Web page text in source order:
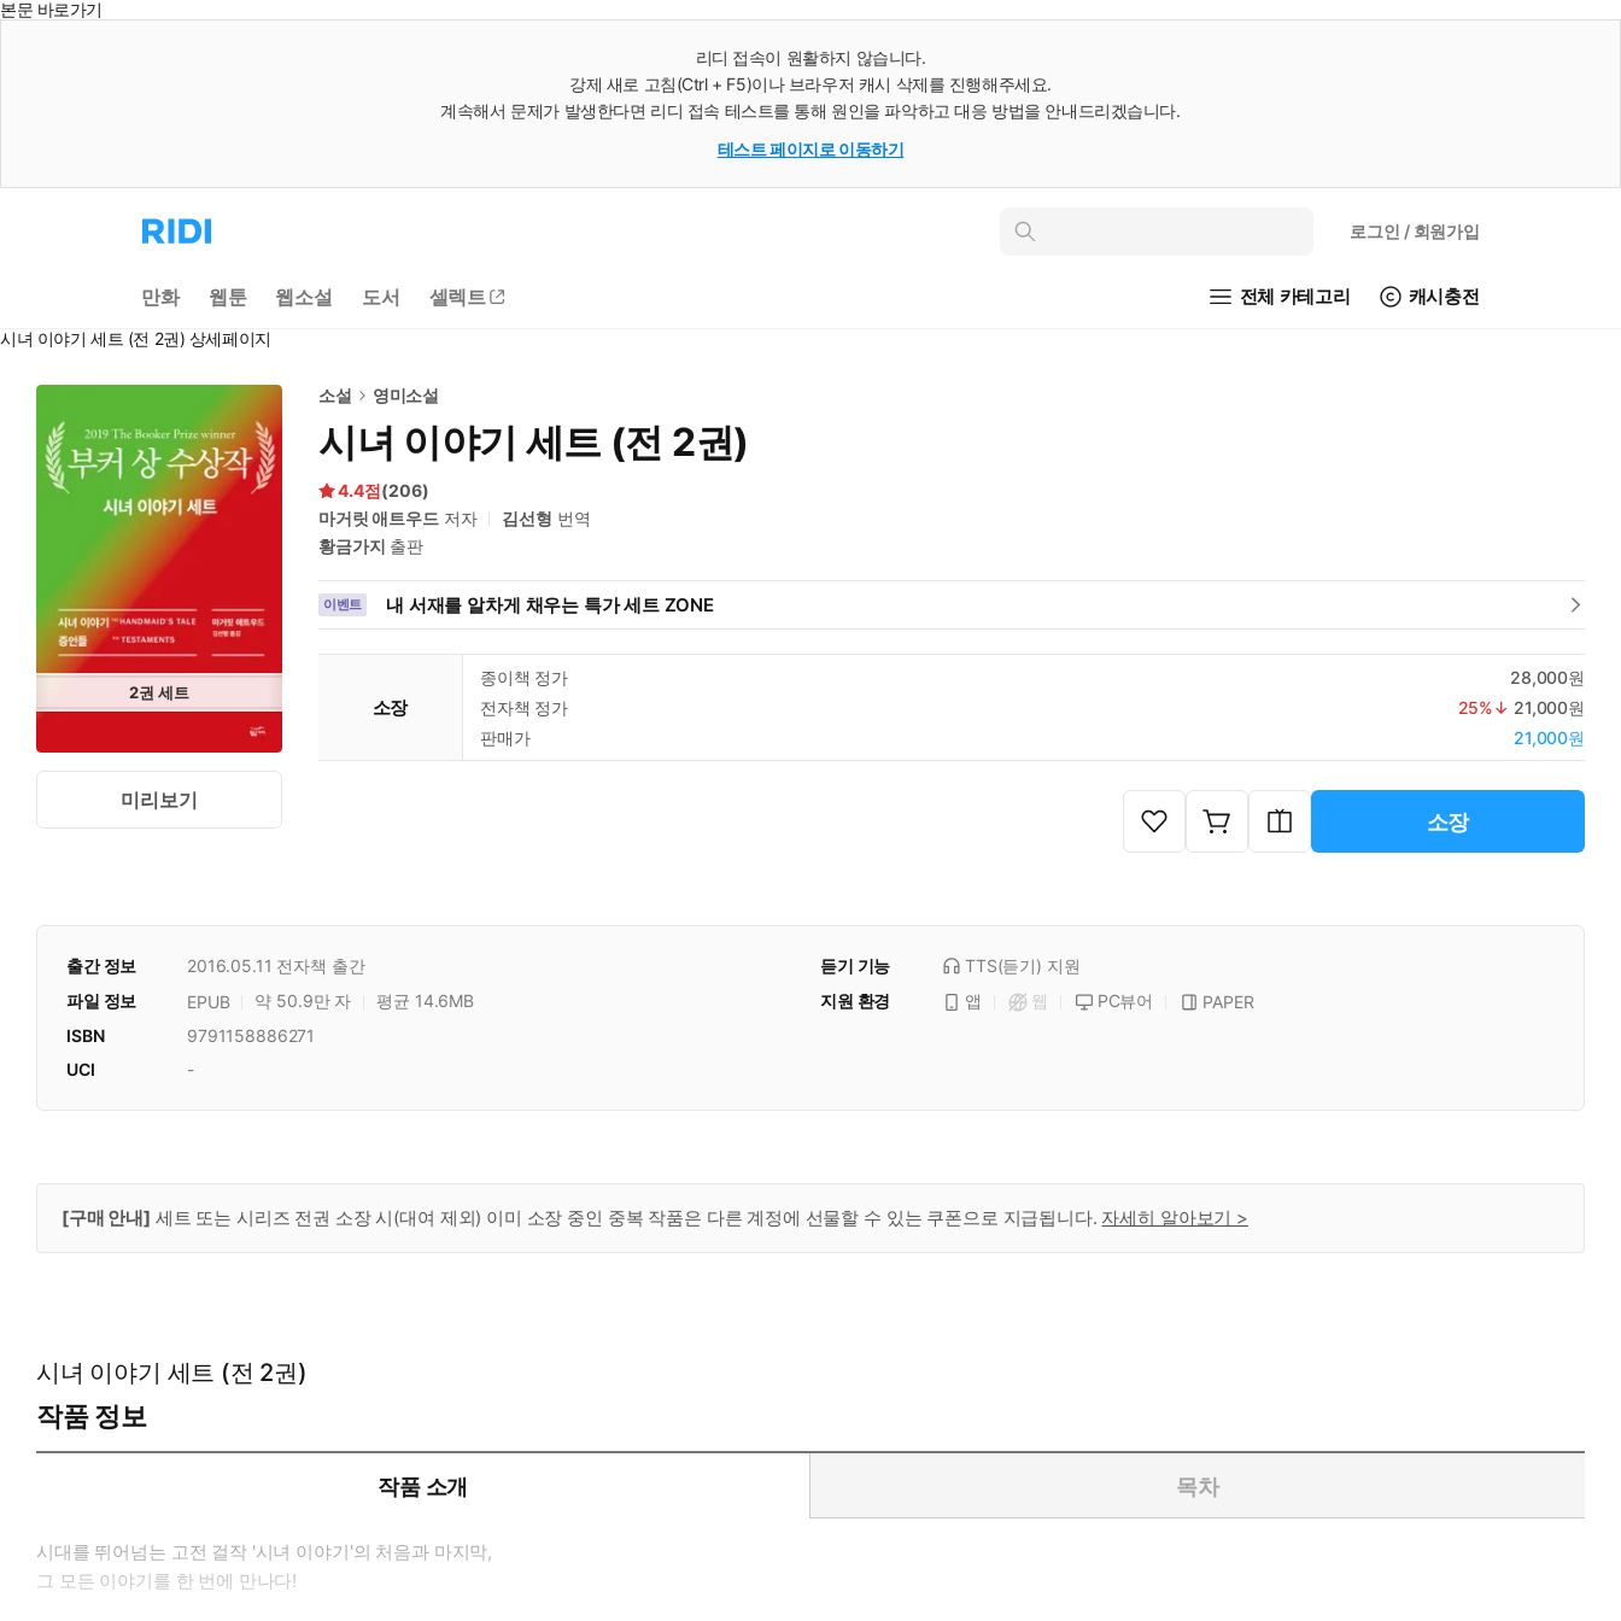
본문 바로가기
리디 접속이 원활하지 않습니다.
강제 새로 고침(Ctrl + F5)이나 브라우저 캐시 삭제를 진행해주세요.
계속해서 문제가 발생한다면 리디 접속 테스트를 통해 원인을 파악하고 대응 방법을 안내드리겠습니다.
테스트 페이지로 이동하기
리
디
으
로
동
인
로그인 / 회원가입
만화 웹툰 웹소설 도서 셀렉트 전체 카테고리 캐시충전
시녀 이야기 세트 (전 2권) 상세페이지
2권 세트
미리보기
소설 영미소설
시녀 이야기 세트 (전 2권)
4.4 (206)
마거릿 애트우드 저자 김선형 번역
황금가지 출판
이벤트 내 서재를 알차게 채우는 특가 세트 ZONE
소장
종이책 정가
28,000원
전자책 정가
25%↓ 21,000원
판매가
21,000원
소장
출간 정보 2016.05.11 전자책 출간 듣기 기능 TTS(듣기) 지원
파일 정보
EPUB 약 50.9만 자 평균 14.6MB 지원 환경 앱 웹 PC뷰어
PAPER
ISBN
9791158886271
UCI
-
[구매 안내] 세트 또는 시리즈 전권 소장 시(대여 제외) 이미 소장 중인 중복 작품은 다른 계정에 선물할 수 있는 쿠폰으로 지급됩니다. 자세히 알아보기 >
시녀 이야기 세트 (전 2권)
작품 정보
작품 소개 목차
시대를 뛰어넘는 고전 걸작 '시녀 이야기'의 처음과 마지막,
그 모든 이야기를 한 번에 만나다!